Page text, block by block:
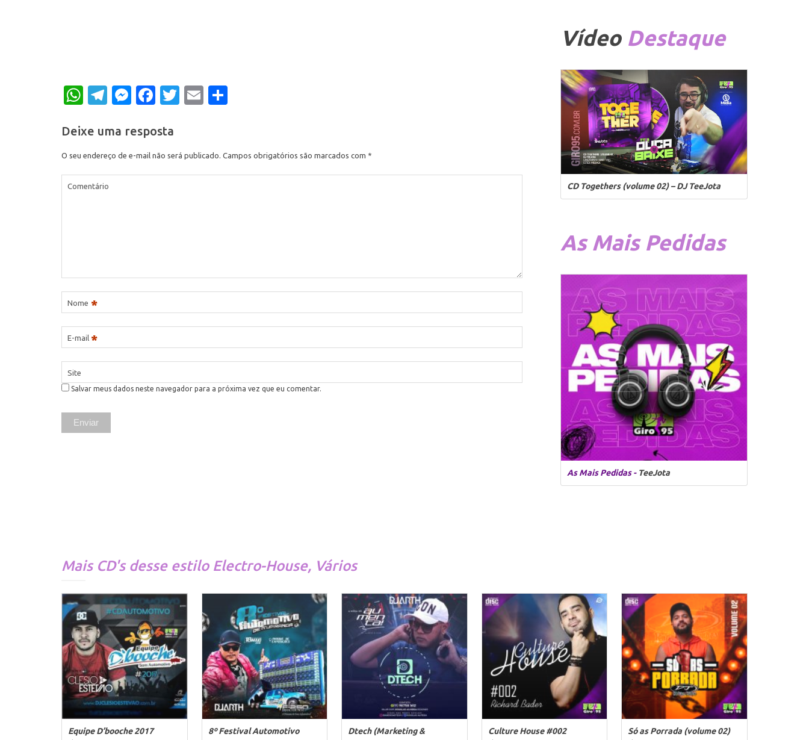
WhatsApp
Telegram
Messenger
Facebook
Twitter
Email
Deixe uma resposta
O seu endereço de e-mail não será publicado. Campos obrigatórios são marcados com *
Comentário
Nome *
E-mail *
Site
Salvar meus dados neste navegador para a próxima vez que eu comentar.
Vídeo Destaque
CD Togethers (volume 02) – DJ TeeJota
AsMais Pedidas
As Mais Pedidas - TeeJota
Mais CD's desse estilo Electro-House, Vários
Equipe D’booche 2017
8º Festival Automotivo
Dtech (Marketing &
Culture House #002 Só as Porrada (volume 02)